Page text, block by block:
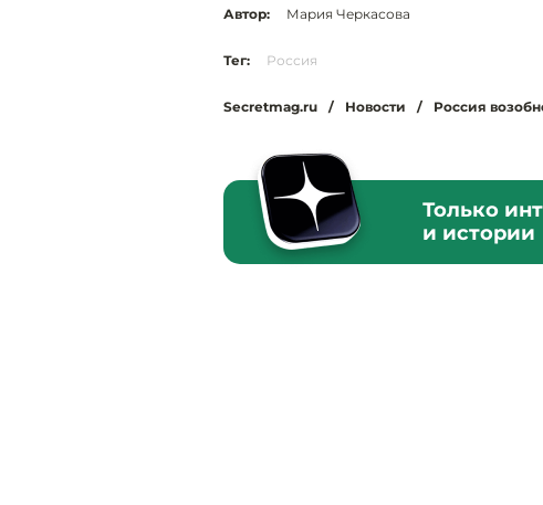
Автор: Мария Черкасова
Тег: Россия
Secretmag.ru / Новости / Россия
Только
и истории